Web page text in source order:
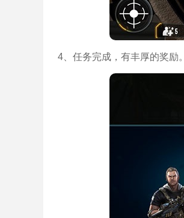
4、任务完成，有丰厚的奖励。